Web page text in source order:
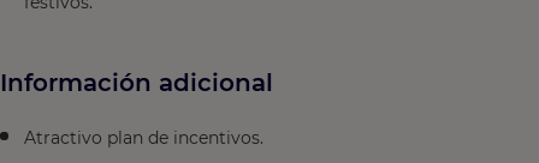
Información adicional
Atractivo plan de incentivos.